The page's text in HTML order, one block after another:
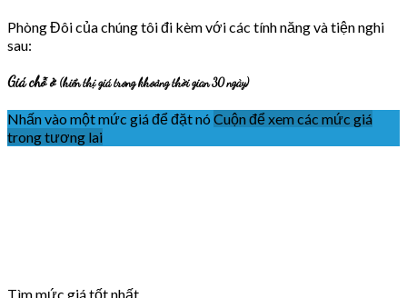
Phòng Đôi của chúng tôi đi kèm với các tính năng và tiện nghi
sau:
Giá chỗ ở(hiển thị giá trong khoảng thời gian 30 ngày)
Nhấn vào một mức giá để đặt nó Cuộn để xem các mức giá
trong tương lai
Tìm mức giá tốt nhất…